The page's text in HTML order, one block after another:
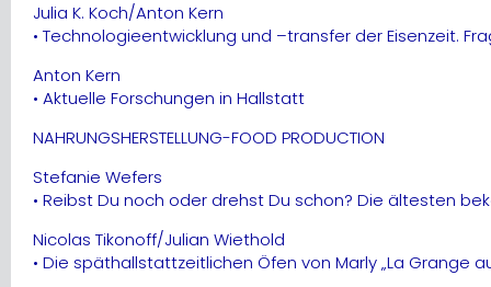
Julia K. Koch/Anton Kern
• Technologieentwicklung und –transfer der Eisenzeit.
Anton Kern
• Aktuelle Forschungen in Hallstatt
NAHRUNGSHERSTELLUNG-FOOD PRODUCTION
Stefanie Wefers
• Reibst Du noch oder drehst Du schon? Die ältesten
Nicolas Tikonoff/Julian Wiethold
• Die späthallstattzeitlichen Öfen von Marly „La Grange